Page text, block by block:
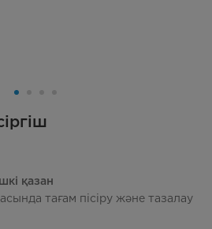
қазан
тағам пісіру және тазалау